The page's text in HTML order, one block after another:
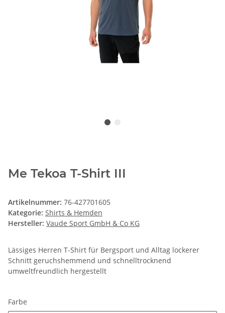
Me Tekoa T-Shirt III
Artikelnummer: 76-427701605
Kategorie: Shirts & Hemden
Hersteller: Vaude Sport GmbH & Co KG
Lässiges Herren T-Shirt für Bergsport und Alltag lockerer
Schnitt geruchshemmend und schnelltrocknend
umweltfreundlich hergestellt
Farbe